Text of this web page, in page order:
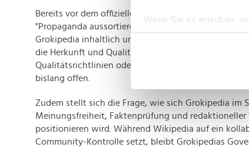
Wenn Sie es erlauben,
Informationen
Erfahren Sie mehr
Wir verwenden Cookies,
und die Zugriffe auf
Website an unsere
Bereits vor dem offiziellen Launch hatte Musk
"Propaganda aussortieren", bevor man die Seite
Grokipedia inhaltlich unabhängiger sein soll, bleibt
die Herkunft und Qualität der Inhalte ist weiter
Qualitätsrichtlinien oder ein eigenes Review-System
bislang offen.
Zudem stellt sich die Frage, wie sich Grokipedia im
Meinungsfreiheit, Faktenprüfung und
positionieren wird. Während Wikipedia auf ein
Community-Kontrolle setzt, bleibt Grokipedias